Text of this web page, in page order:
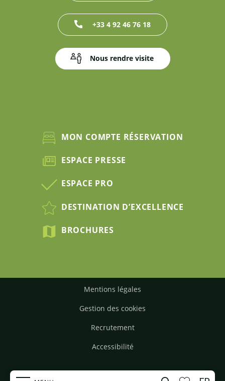
+33 4 92 46 76 18
Nous rendre visite
MON COMPTE RÉSERVATION
ESPACE PRESSE
ESPACE PRO
DESTINATION D’EXCELLENCE
BROCHURES
Mentions légales
Gestion des cookies
Recrutement
Accessibilité